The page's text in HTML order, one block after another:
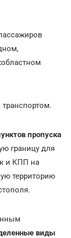
пропуска
границу для
и КПП на
территорию
виды